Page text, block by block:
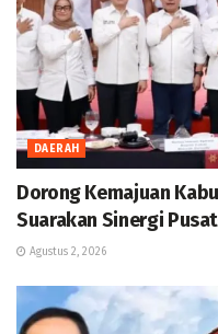
DAERAH
Dorong Kemajuan
Suarakan Sinergi
Agustus 2, 2026